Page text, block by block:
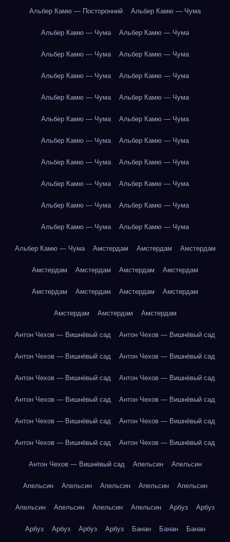
Альбер Камю — Посторонний Альбер Камю — Чума
Альбер Камю — Чума Альбер Камю — Чума
Альбер Камю — Чума Альбер Камю — Чума
Альбер Камю — Чума Альбер Камю — Чума
Альбер Камю — Чума Альбер Камю — Чума
Альбер Камю — Чума Альбер Камю — Чума
Альбер Камю — Чума Альбер Камю — Чума
Альбер Камю — Чума Альбер Камю — Чума
Альбер Камю — Чума Альбер Камю — Чума
Альбер Камю — Чума Альбер Камю — Чума
Альбер Камю — Чума Альбер Камю — Чума
Альбер Камю — Чума Амстердам Амстердам Амстердам
Амстердам Амстердам Амстердам Амстердам
Амстердам Амстердам Амстердам Амстердам
Амстердам Амстердам Амстердам
Антон Чехов — Вишнёвый сад Антон Чехов — Вишнёвый сад
Антон Чехов — Вишнёвый сад Антон Чехов — Вишнёвый сад
Антон Чехов — Вишнёвый сад Антон Чехов — Вишнёвый сад
Антон Чехов — Вишнёвый сад Антон Чехов — Вишнёвый сад
Антон Чехов — Вишнёвый сад Антон Чехов — Вишнёвый сад
Антон Чехов — Вишнёвый сад Антон Чехов — Вишнёвый сад
Антон Чехов — Вишнёвый сад Апельсин Апельсин
Апельсин Апельсин Апельсин Апельсин Апельсин
Апельсин Апельсин Апельсин Апельсин Арбуз Арбуз
Арбуз Арбуз Арбуз Арбуз Банан Банан Банан